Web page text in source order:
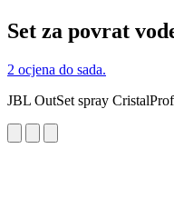
Set za povrat
2 ocjena do sada.
JBL OutSet spray